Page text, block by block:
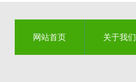
网站首页 关于我们